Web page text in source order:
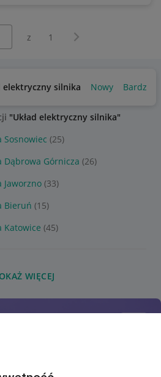
z 1 Następna strona
elektryczny silnika Nowy Bardzo
"Układ elektryczny silnika"
Sosnowiec (25)
Dąbrowa Górnicza (26)
Jaworzno (33)
Bieruń (15)
Katowice (45)
WIĘCEJ